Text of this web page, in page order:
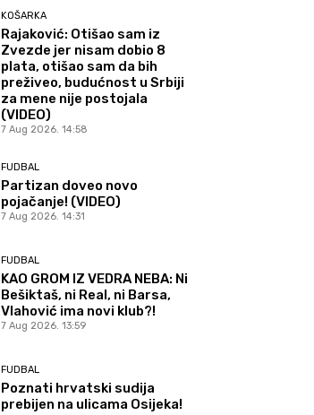
KOŠARKA
Rajaković: Otišao sam iz
Zvezde jer nisam dobio 8
plata, otišao sam da bih
preživeo, budućnost u Srbiji
za mene nije postojala
(VIDEO)
7 Aug 2026. 14:58
FUDBAL
Partizan doveo novo
pojačanje! (VIDEO)
7 Aug 2026. 14:31
FUDBAL
KAO GROM IZ VEDRA NEBA: Ni
Bešiktaš, ni Real, ni Barsa,
Vlahović ima novi klub?!
7 Aug 2026. 13:59
FUDBAL
Poznati hrvatski sudija
prebijen na ulicama Osijeka!